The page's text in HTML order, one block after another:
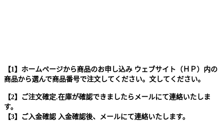
【1】ホームページから商品のお申し込み ウェブサイト（ＨＰ）内の
商品から選んで商品番号で注文してください。文してください。
【2】ご注文確定.在庫が確認できましたらメールにて連絡いたしま
す。
【3】ご入金確認 入金確認後、メールにて連絡いたします。